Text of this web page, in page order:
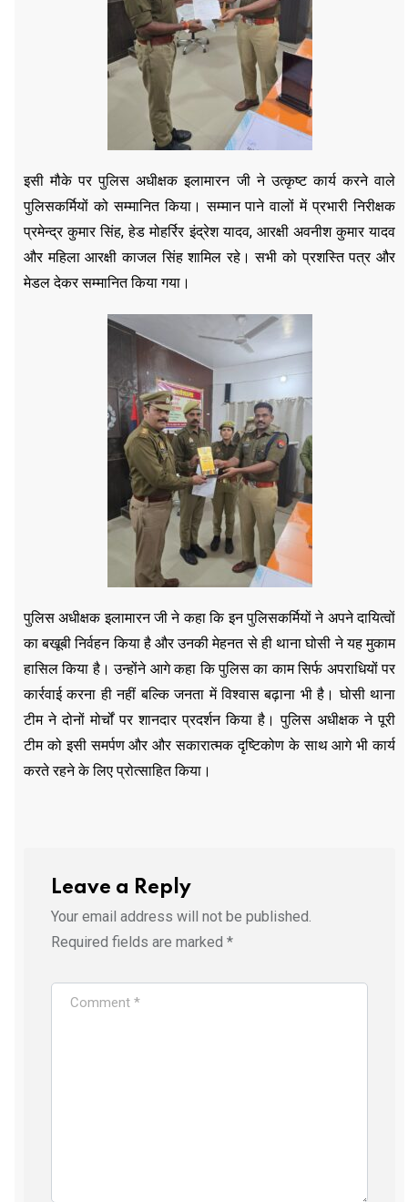
इसी मौके पर पुलिस अधीक्षक इलामारन जी ने उत्कृष्ट कार्य करने वाले
पुलिसकर्मियों को सम्मानित किया। सम्मान पाने वालों में प्रभारी निरीक्षक
प्रमेन्द्र कुमार सिंह, हेड मोहर्रिर इंद्रेश यादव, आरक्षी अवनीश कुमार यादव
और महिला आरक्षी काजल सिंह शामिल रहे। सभी को प्रशस्ति पत्र और
मेडल देकर सम्मानित किया गया।
पुलिस अधीक्षक इलामारन जी ने कहा कि इन पुलिसकर्मियों ने अपने दायित्वों
का बखूबी निर्वहन किया है और उनकी मेहनत से ही थाना घोसी ने यह मुकाम
हासिल किया है। उन्होंने आगे कहा कि पुलिस का काम सिर्फ अपराधियों पर
कार्रवाई करना ही नहीं बल्कि जनता में विश्वास बढ़ाना भी है। घोसी थाना
टीम ने दोनों मोर्चों पर शानदार प्रदर्शन किया है। पुलिस अधीक्षक ने पूरी
टीम को इसी समर्पण और और सकारात्मक दृष्टिकोण के साथ आगे भी कार्य
करते रहने के लिए प्रोत्साहित किया।
Leave a Reply
Your email address will not be published.
Required fields are marked *